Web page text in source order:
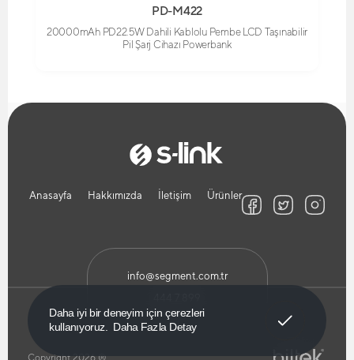
Daha iyi bir deneyim için çerezleri
kullanıyoruz.
Daha Fazla Detay
PD-M422
20000mAh PD22.5W Dahili Kablolu Pembe LCD Taşınabilir
Pil Şarj Cihazı Powerbank
Anasayfa Hakkımızda İletişim Ürünler
info@segment.com.tr
Copyright 2026 ®